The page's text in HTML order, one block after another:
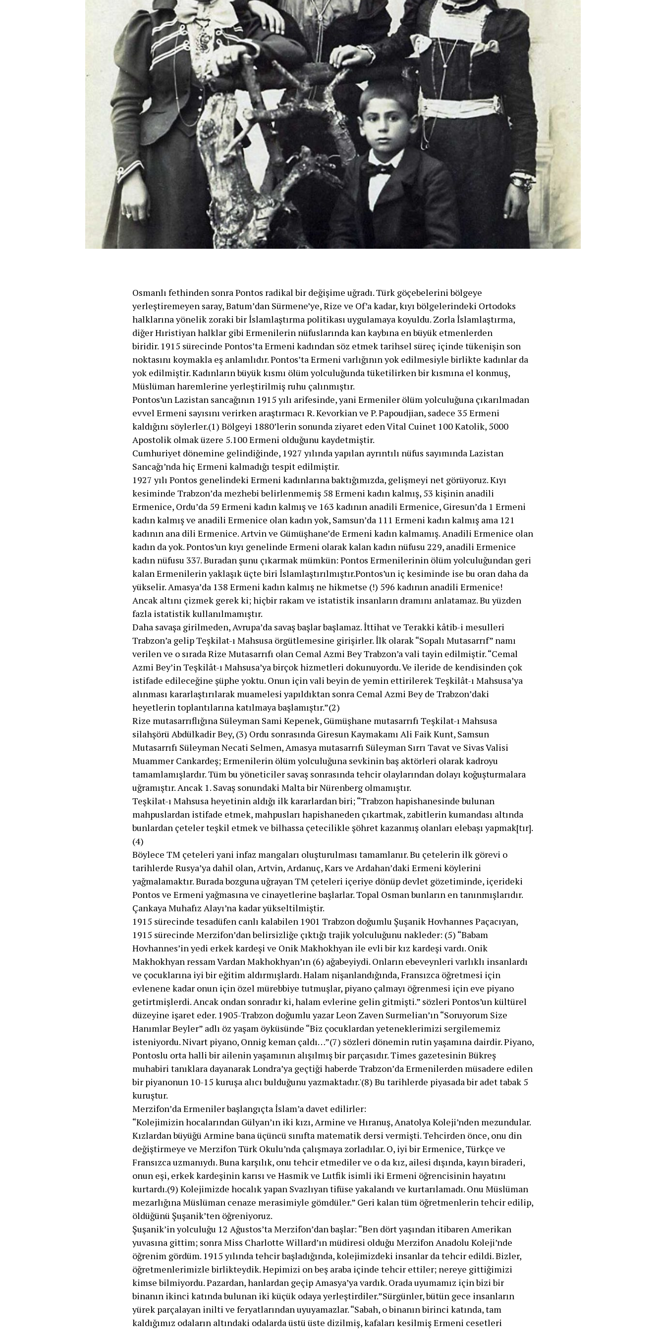
Osmanlı fethinden sonra Pontos radikal bir değişime uğradı. Türk göçebelerini bölgeye
yerleştiremeyen saray, Batum’dan Sürmene’ye, Rize ve Of’a kadar, kıyı bölgelerindeki Ortodoks
halklarına yönelik zoraki bir İslamlaştırma politikası uygulamaya koyuldu. Zorla İslamlaştırma,
diğer Hıristiyan halklar gibi Ermenilerin nüfuslarında kan kaybına en büyük etmenlerden
biridir. 1915 sürecinde Pontos’ta Ermeni kadından söz etmek tarihsel süreç içinde tükenişin son
noktasını koymakla eş anlamlıdır. Pontos’ta Ermeni varlığının yok edilmesiyle birlikte kadınlar da
yok edilmiştir. Kadınların büyük kısmı ölüm yolculuğunda tüketilirken bir kısmına el konmuş,
Müslüman haremlerine yerleştirilmiş ruhu çalınmıştır.
Pontos’un Lazistan sancağının 1915 yılı arifesinde, yani Ermeniler ölüm yolculuğuna çıkarılmadan
evvel Ermeni sayısını verirken araştırmacı R. Kevorkian ve P. Papoudjian, sadece 35 Ermeni
kaldığını söylerler.(1) Bölgeyi 1880’lerin sonunda ziyaret eden Vital Cuinet 100 Katolik, 5000
Apostolik olmak üzere 5.100 Ermeni olduğunu kaydetmiştir.
Cumhuriyet dönemine gelindiğinde, 1927 yılında yapılan ayrıntılı nüfus sayımında Lazistan
Sancağı’nda hiç Ermeni kalmadığı tespit edilmiştir.
1927 yılı Pontos genelindeki Ermeni kadınlarına baktığımızda, gelişmeyi net görüyoruz. Kıyı
kesiminde Trabzon’da mezhebi belirlenmemiş 58 Ermeni kadın kalmış, 53 kişinin anadili
Ermenice, Ordu’da 59 Ermeni kadın kalmış ve 163 kadının anadili Ermenice, Giresun’da 1 Ermeni
kadın kalmış ve anadili Ermenice olan kadın yok, Samsun’da 111 Ermeni kadın kalmış ama 121
kadının ana dili Ermenice. Artvin ve Gümüşhane’de Ermeni kadın kalmamış. Anadili Ermenice olan
kadın da yok. Pontos’un kıyı genelinde Ermeni olarak kalan kadın nüfusu 229, anadili Ermenice
kadın nüfusu 337. Buradan şunu çıkarmak mümkün: Pontos Ermenilerinin ölüm yolculuğundan geri
kalan Ermenilerin yaklaşık üçte biri İslamlaştırılmıştır.Pontos’un iç kesiminde ise bu oran daha da
yükselir. Amasya’da 138 Ermeni kadın kalmış ne hikmetse (!) 596 kadının anadili Ermenice!
Ancak altını çizmek gerek ki; hiçbir rakam ve istatistik insanların dramını anlatamaz. Bu yüzden
fazla istatistik kullanılmamıştır.
Daha savaşa girilmeden, Avrupa’da savaş başlar başlamaz. İttihat ve Terakki kâtib-i mesulleri
Trabzon’a gelip Teşkilat-ı Mahsusa örgütlemesine girişirler. İlk olarak “Sopalı Mutasarrıf” namı
verilen ve o sırada Rize Mutasarrıfı olan Cemal Azmi Bey Trabzon’a vali tayin edilmiştir. “Cemal
Azmi Bey’in Teşkilât-ı Mahsusa’ya birçok hizmetleri dokunuyordu. Ve ileride de kendisinden çok
istifade edileceğine şüphe yoktu. Onun için vali beyin de yemin ettirilerek Teşkilât-ı Mahsusa’ya
alınması kararlaştırılarak muamelesi yapıldıktan sonra Cemal Azmi Bey de Trabzon’daki
heyetlerin toplantılarına katılmaya başlamıştır.”(2)
Rize mutasarrıflığına Süleyman Sami Kepenek, Gümüşhane mutasarrıfı Teşkilat-ı Mahsusa
silahşörü Abdülkadir Bey, (3) Ordu sonrasında Giresun Kaymakamı Ali Faik Kunt, Samsun
Mutasarrıfı Süleyman Necati Selmen, Amasya mutasarrıfı Süleyman Sırrı Tavat ve Sivas Valisi
Muammer Cankardeş; Ermenilerin ölüm yolculuğuna sevkinin baş aktörleri olarak kadroyu
tamamlamışlardır. Tüm bu yöneticiler savaş sonrasında tehcir olaylarından dolayı koğuşturmalara
uğramıştır. Ancak 1. Savaş sonundaki Malta bir Nürenberg olmamıştır.
Teşkilat-ı Mahsusa heyetinin aldığı ilk kararlardan biri; “Trabzon hapishanesinde bulunan
mahpuslardan istifade etmek, mahpusları hapishaneden çıkartmak, zabitlerin kumandası altında
bunlardan çeteler teşkil etmek ve bilhassa çetecilikle şöhret kazanmış olanları elebaşı yapmak[tır].
(4)
Böylece TM çeteleri yani infaz mangaları oluşturulması tamamlanır. Bu çetelerin ilk görevi o
tarihlerde Rusya’ya dahil olan, Artvin, Ardanuç, Kars ve Ardahan’daki Ermeni köylerini
yağmalamaktır. Burada bozguna uğrayan TM çeteleri içeriye dönüp devlet gözetiminde, içerideki
Pontos ve Ermeni yağmasına ve cinayetlerine başlarlar. Topal Osman bunların en tanınmışlarıdır.
Çankaya Muhafız Alayı’na kadar yükseltilmiştir.
1915 sürecinde tesadüfen canlı kalabilen 1901 Trabzon doğumlu Şuşanik Hovhannes Paçacıyan,
1915 sürecinde Merzifon’dan belirsizliğe çıktığı trajik yolculuğunu nakleder: (5) “Babam
Hovhannes’in yedi erkek kardeşi ve Onik Makhokhyan ile evli bir kız kardeşi vardı. Onik
Makhokhyan ressam Vardan Makhokhyan’ın (6) ağabeyiydi. Onların ebeveynleri varlıklı insanlardı
ve çocuklarına iyi bir eğitim aldırmışlardı. Halam nişanlandığında, Fransızca öğretmesi için
evlenene kadar onun için özel mürebbiye tutmuşlar, piyano çalmayı öğrenmesi için eve piyano
getirtmişlerdi. Ancak ondan sonradır ki, halam evlerine gelin gitmişti.” sözleri Pontos’un kültürel
düzeyine işaret eder. 1905-Trabzon doğumlu yazar Leon Zaven Surmelian’ın “Soruyorum Size
Hanımlar Beyler” adlı öz yaşam öyküsünde “Biz çocuklardan yeteneklerimizi sergilememiz
isteniyordu. Nivart piyano, Onnig keman çaldı…”(7) sözleri dönemin rutin yaşamına dairdir. Piyano,
Pontoslu orta halli bir ailenin yaşamının alışılmış bir parçasıdır. Times gazetesinin Bükreş
muhabiri tanıklara dayanarak Londra’ya geçtiği haberde Trabzon’da Ermenilerden müsadere edilen
bir piyanonun 10-15 kuruşa alıcı bulduğunu yazmaktadır.'(8) Bu tarihlerde piyasada bir adet tabak 5
kuruştur.
Merzifon’da Ermeniler başlangıçta İslam’a davet edilirler:
“Kolejimizin hocalarından Gülyan’ın iki kızı, Armine ve Hıranuş, Anatolya Koleji’nden mezundular.
Kızlardan büyüğü Armine bana üçüncü sınıfta matematik dersi vermişti. Tehcirden önce, onu din
değiştirmeye ve Merzifon Türk Okulu’nda çalışmaya zorladılar. O, iyi bir Ermenice, Türkçe ve
Fransızca uzmanıydı. Buna karşılık, onu tehcir etmediler ve o da kız, ailesi dışında, kayın biraderi,
onun eşi, erkek kardeşinin karısı ve Hasmik ve Lutfik isimli iki Ermeni öğrencisinin hayatını
kurtardı.(9) Kolejimizde hocalık yapan Svazlıyan tifüse yakalandı ve kurtarılamadı. Onu Müslüman
mezarlığına Müslüman cenaze merasimiyle gömdüler.” Geri kalan tüm öğretmenlerin tehcir edilip,
öldüğünü Şuşanik’ten öğreniyoruz.
Şuşanik’in yolculuğu 12 Ağustos’ta Merzifon’dan başlar: “Ben dört yaşından itibaren Amerikan
yuvasına gittim; sonra Miss Charlotte Willard’ın müdiresi olduğu Merzifon Anadolu Koleji’nde
öğrenim gördüm. 1915 yılında tehcir başladığında, kolejimizdeki insanlar da tehcir edildi. Bizler,
öğretmenlerimizle birlikteydik. Hepimizi on beş araba içinde tehcir ettiler; nereye gittiğimizi
kimse bilmiyordu. Pazardan, hanlardan geçip Amasya’ya vardık. Orada uyumamız için bizi bir
binanın ikinci katında bulunan iki küçük odaya yerleştirdiler.”Sürgünler, bütün gece insanların
yürek parçalayan inilti ve feryatlarından uyuyamazlar. “Sabah, o binanın birinci katında, tam
kaldığımız odaların altındaki odalarda üstü üste dizilmiş, kafaları kesilmiş Ermeni cesetleri